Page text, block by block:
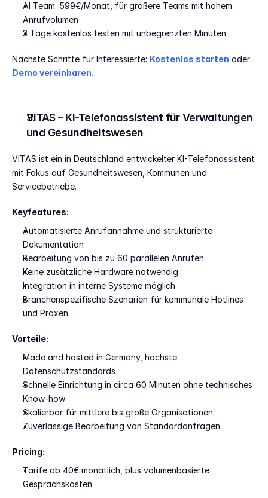
AI Team: 599€/Monat, für größere Teams mit hohem
Anrufvolumen
3 Tage kostenlos testen mit unbegrenzten Minuten
Nächste Schritte für Interessierte: Kostenlos starten
Demo vereinbaren.
VITAS – KI-Telefonassistent für Verwaltungen
und Gesundheitswesen
VITAS ist ein in Deutschland entwickelter KI-Telefonassistent
mit Fokus auf Gesundheitswesen, Kommunen und
Servicebetriebe.
Keyfeatures:
Automatisierte Anrufannahme und strukturierte
Dokumentation
Bearbeitung von bis zu 60 parallelen Anrufen
Keine zusätzliche Hardware notwendig
Integration in interne Systeme möglich
Branchenspezifische Szenarien für kommunale Hotlines
und Praxen
Vorteile:
Made and hosted in Germany, höchste
Datenschutzstandards
Schnelle Einrichtung in circa 60 Minuten ohne technisches
Know-how
Skalierbar für mittlere bis große Organisationen
Zuverlässige Bearbeitung von Standardanfragen
Pricing:
Tarife ab 40€ monatlich, plus volumenbasierte
Gesprächskosten